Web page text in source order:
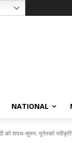
NATIONAL
को शपथ-सुमन: यूनेस्को